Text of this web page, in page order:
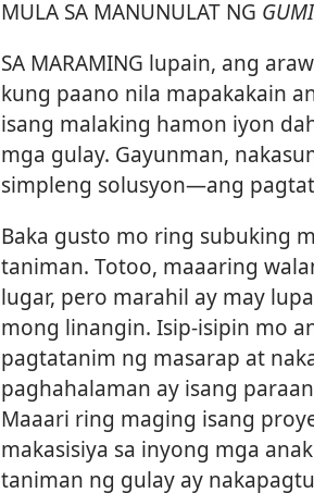
MULA SA MANUNULAT NG
SA MARAMING lupain, ang
kung paano nila mapakakain
isang malaking hamon iyon
mga gulay. Gayunman,
simpleng solusyon​—ang
Baka gusto mo ring subuking
taniman. Totoo, maaaring
lugar, pero marahil ay may
mong linangin. Isip-isipin mo
pagtatanim ng masarap at
paghahalaman ay isang
Maaari ring maging isang
makasisiya sa inyong mga
taniman ng gulay ay